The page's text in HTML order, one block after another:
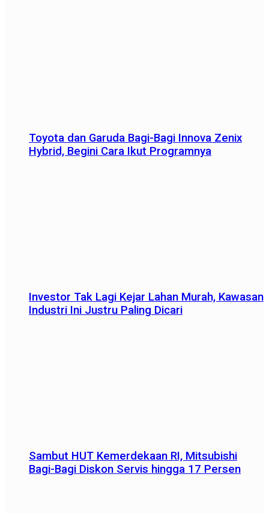
Toyota dan Garuda Bagi-Bagi Innova Zenix
Hybrid, Begini Cara Ikut Programnya
Investor Tak Lagi Kejar Lahan Murah, Kawasan
Industri Ini Justru Paling Dicari
Sambut HUT Kemerdekaan RI, Mitsubishi
Bagi-Bagi Diskon Servis hingga 17 Persen